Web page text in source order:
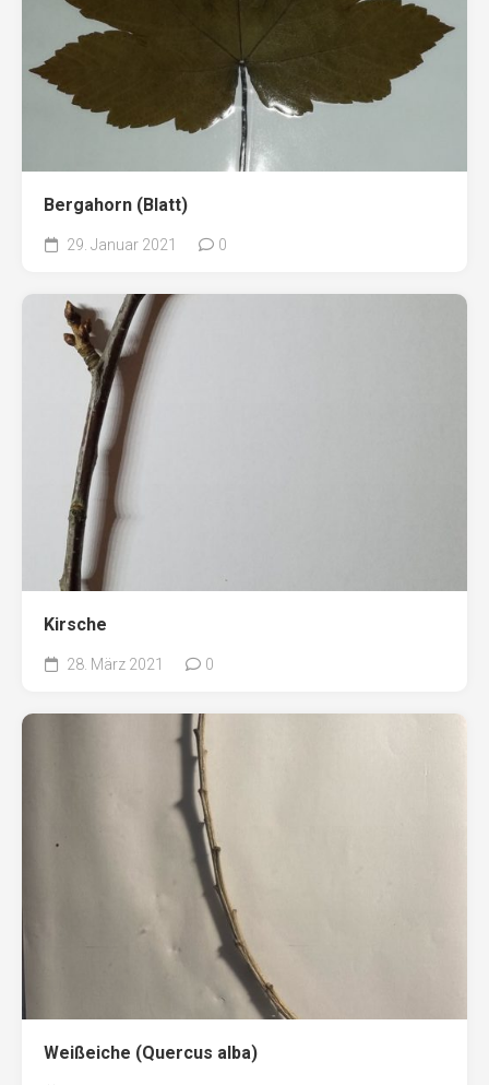
Bergahorn (Blatt)
29. Januar 2021 0
Kirsche
28. März 2021 0
Weißeiche (Quercus alba)